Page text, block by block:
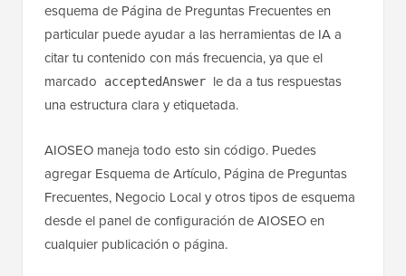
esquema de Página de Preguntas Frecuentes en
particular puede ayudar a las herramientas de IA a
citar tu contenido con más frecuencia, ya que el
marcado
acceptedAnswer le da a tus respuestas
una estructura clara y etiquetada.
AIOSEO maneja todo esto sin código. Puedes
agregar Esquema de Artículo, Página de Preguntas
Frecuentes, Negocio Local y otros tipos de esquema
desde el panel de configuración de AIOSEO en
cualquier publicación o página.